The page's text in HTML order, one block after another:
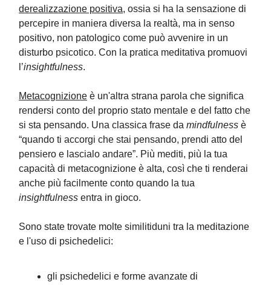
derealizzazione positiva, ossia si ha la sensazione di
percepire in maniera diversa la realtà, ma in senso
positivo, non patologico come può avvenire in un
disturbo psicotico. Con la pratica meditativa promuovi
l’insightfulness.
Metacognizione è un'altra strana parola che significa
rendersi conto del proprio stato mentale e del fatto che
si sta pensando. Una classica frase da mindfulness è
“quando ti accorgi che stai pensando, prendi atto del
pensiero e lascialo andare”. Più mediti, più la tua
capacità di metacognizione è alta, così che ti renderai
anche più facilmente conto quando la tua
insightfulness entra in gioco.
Sono state trovate molte similitiduni tra la meditazione
e l'uso di psichedelici:
gli psichedelici e forme avanzate di